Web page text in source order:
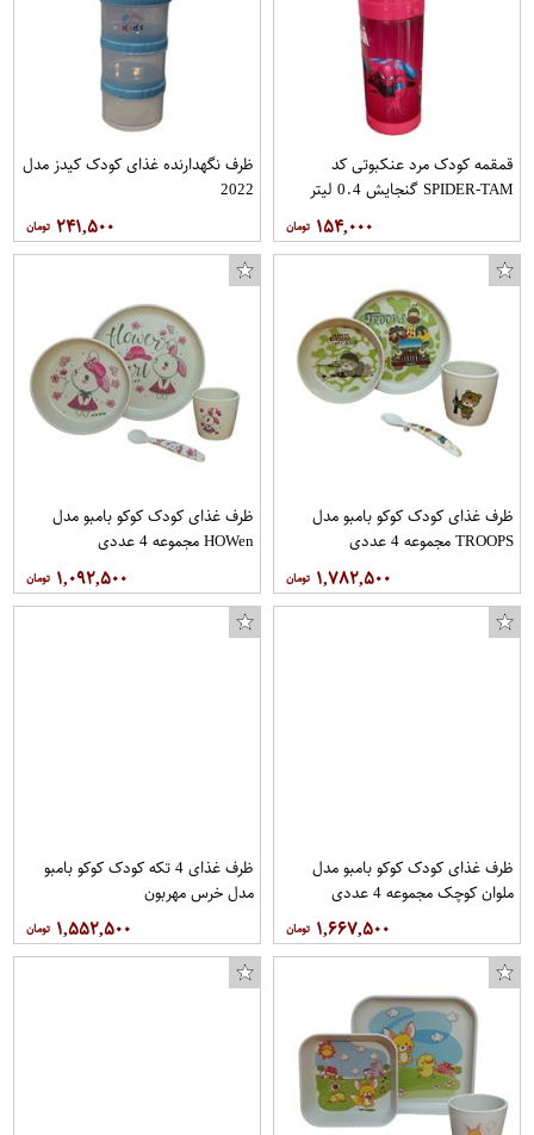
قمقمه کودک مرد عنکبوتی کد
SPIDER-TAM گنجایش 0.4 لیتر
۱۵۴,۰۰۰
ظرف نگهدارنده غذای کودک کیدز مدل
2022
۲۴۱,۵۰۰
ظرف غذای کودک کوکو بامبو مدل
TROOPS مجموعه 4 عددی
۱,۷۸۲,۵۰۰
ظرف غذای کودک کوکو بامبو مدل
HOWen مجموعه 4 عددی
۱,۰۹۲,۵۰۰
ظرف غذای کودک کوکو بامبو مدل
ملوان کوچک مجموعه 4 عددی
۱,۶۶۷,۵۰۰
ظرف غذای 4 تکه کودک کوکو بامبو
مدل خرس مهربون
۱,۵۵۲,۵۰۰